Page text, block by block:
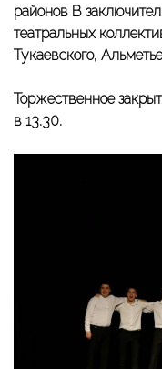
районов В
театральных
Тукаевского,
Торжественное
в 13.30.